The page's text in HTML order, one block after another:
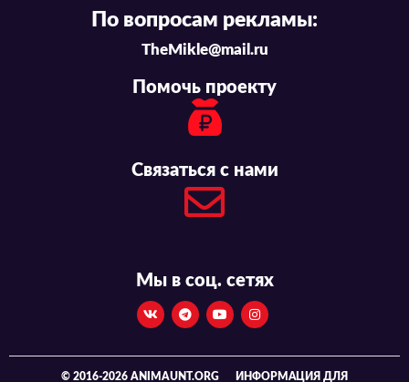
По вопросам рекламы:
TheMikle@mail.ru
Помочь проекту
Связаться с нами
Мы в соц. сетях
© 2016-2026 ANIMAUNT.ORG ИНФОРМАЦИЯ ДЛЯ